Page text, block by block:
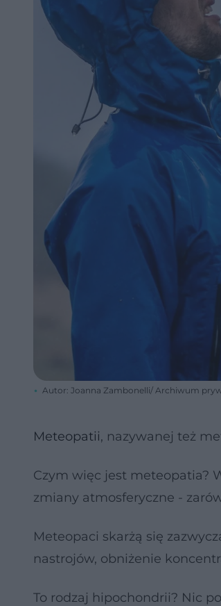
Autor: Joanna Zambonelli/ Archiwum
Meteopatii, nazywanej też
Czym więc jest meteopatia?
zmiany atmosferyczne -
Meteopaci skarżą się
nastrojów, obniżenie
To rodzaj hipochondrii? Nic